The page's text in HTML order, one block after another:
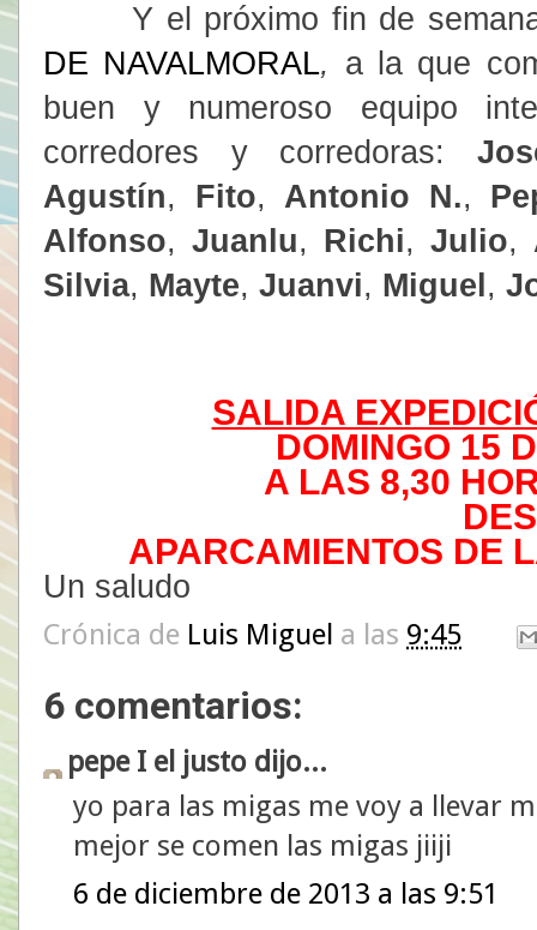
Y el próximo fin de
DE NAVALMORAL, a la que
buen y numeroso equipo
corredores y corredoras:
Agustín, Fito, Antonio N.,
Alfonso,Juanlu, Richi,Julio,
Silvia, Mayte, Juanvi, Miguel ,
SALIDA
DOMINGO 15
A LAS 8,30
APARCAMIENTOS DE
Un saludo
Crónica de Luis Miguel a las 9:45
6 comentarios:
pepe I el justo dijo...
yo para las migas me voy a llevar
mejor se comen las migas jiiji
6 de diciembre de 2013 a las 9:51